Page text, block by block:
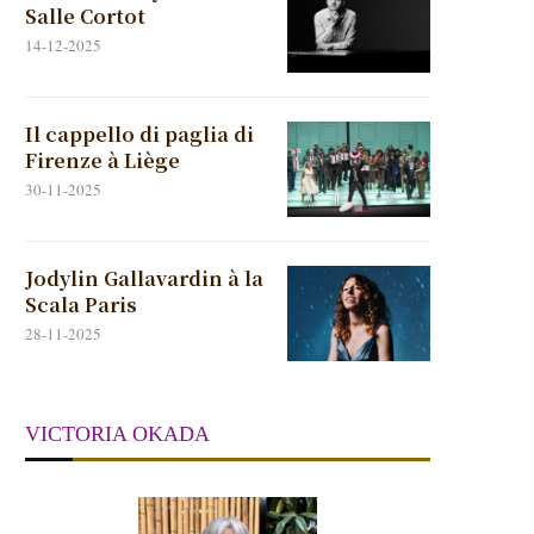
Salle Cortot
14-12-2025
Il cappello di paglia di
Firenze à Liège
30-11-2025
Jodylin Gallavardin à la
Scala Paris
28-11-2025
VICTORIA OKADA